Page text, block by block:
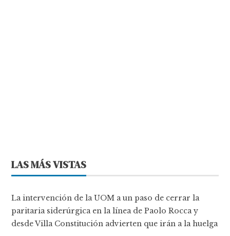
LAS MÁS VISTAS
La intervención de la UOM a un paso de cerrar la
paritaria siderúrgica en la línea de Paolo Rocca y
desde Villa Constitución advierten que irán a la huelga